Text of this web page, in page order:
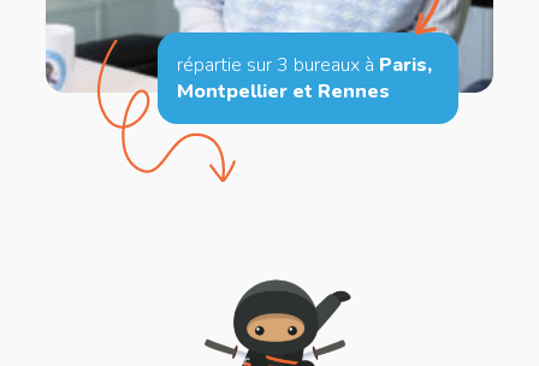
répartie sur 3 bureaux à Paris,
Montpellier et Rennes